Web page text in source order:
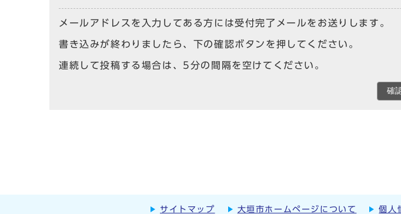
メールアドレスを入力してある方には受付完了メールをお送りします。
書き込みが終わりましたら、下の確認ボタンを押してください。
連続して投稿する場合は、5分の間隔を空けてください。
確
サイトマップ 大垣市ホームページについて 個人